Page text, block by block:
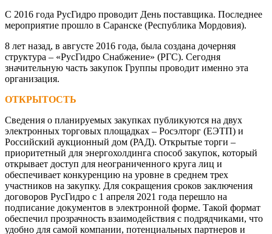
С 2016 года РусГидро проводит День поставщика. Последнее
мероприятие прошло в Саранске (Республика Мордовия).
8 лет назад, в августе 2016 года, была создана дочерняя
структура – «РусГидро Снабжение» (РГС). Сегодня
значительную часть закупок Группы проводит именно эта
организация.
ОТКРЫТОСТЬ
Сведения о планируемых закупках публикуются на двух
электронных торговых площадках – Росэлторг (ЕЭТП) и
Российский аукционный дом (РАД). Открытые торги –
приоритетный для энергохолдинга способ закупок, который
открывает доступ для неограниченного круга лиц и
обеспечивает конкуренцию на уровне в среднем трех
участников на закупку. Для сокращения сроков заключения
договоров РусГидро с 1 апреля 2021 года перешло на
подписание документов в электронной форме. Такой формат
обеспечил прозрачность взаимодействия с подрядчиками, что
удобно для самой компании, потенциальных партнеров и